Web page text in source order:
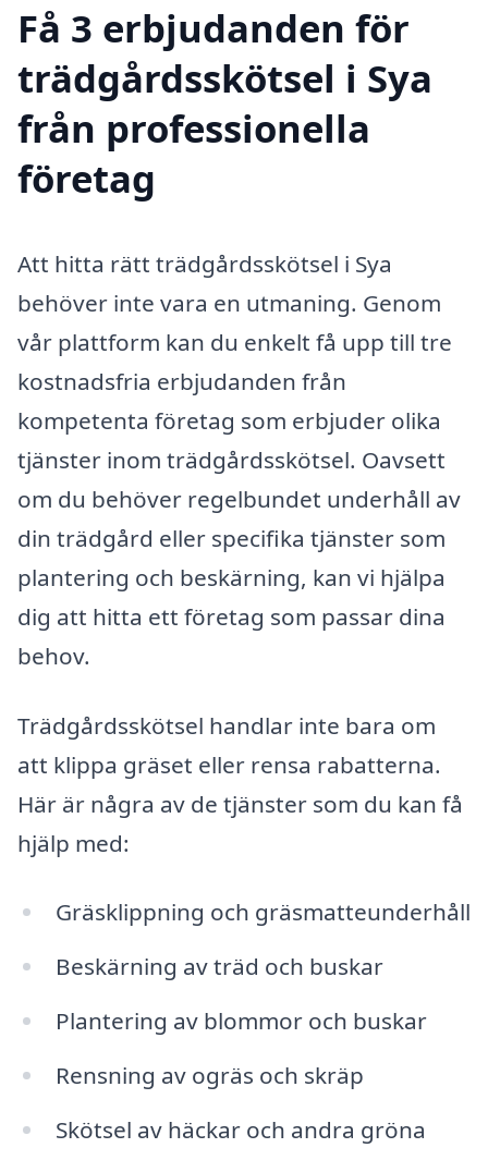
Få 3 erbjudanden för
trädgårdsskötsel i Sya
från professionella
företag
Att hitta rätt trädgårdsskötsel i Sya
behöver inte vara en utmaning. Genom
vår plattform kan du enkelt få upp till tre
kostnadsfria erbjudanden från
kompetenta företag som erbjuder olika
tjänster inom trädgårdsskötsel. Oavsett
om du behöver regelbundet underhåll av
din trädgård eller specifika tjänster som
plantering och beskärning, kan vi hjälpa
dig att hitta ett företag som passar dina
behov.
Trädgårdsskötsel handlar inte bara om
att klippa gräset eller rensa rabatterna.
Här är några av de tjänster som du kan få
hjälp med:
Gräsklippning och gräsmatteunderhåll
Beskärning av träd och buskar
Plantering av blommor och buskar
Rensning av ogräs och skräp
Skötsel av häckar och andra gröna